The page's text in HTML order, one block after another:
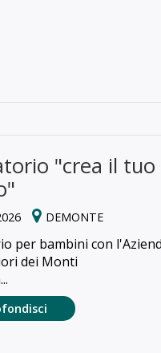
"crea il tuo
DEMONTE
per bambini con
dei Monti